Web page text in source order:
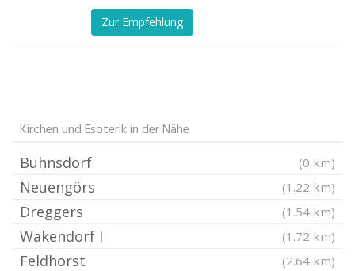
Zur Empfehlung
Kirchen und Esoterik in der Nähe
Bühnsdorf (0 km)
Neuengörs (1.22 km)
Dreggers (1.54 km)
Wakendorf I (1.72 km)
Feldhorst (2.64 km)